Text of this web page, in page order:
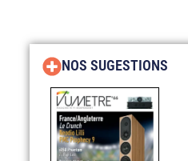
NOS SUGESTIONS